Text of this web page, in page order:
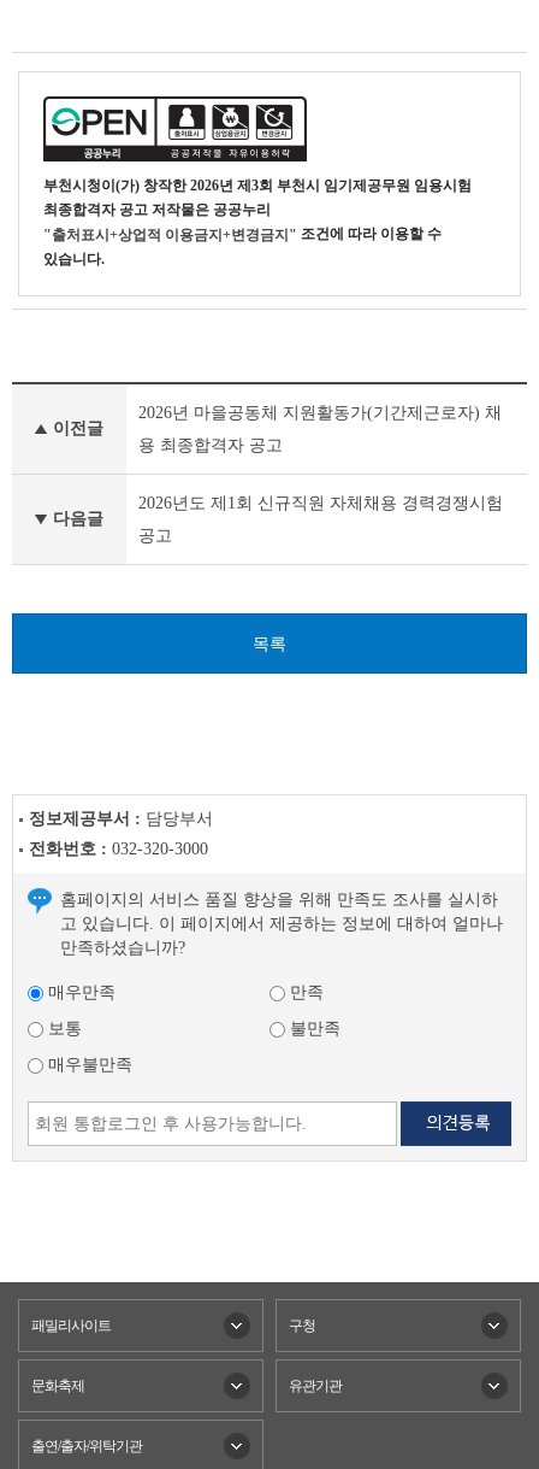
부천시청이(가) 창작한2026년 제3회 부천시 임기제공무원 임용시험
최종합격자 공고 저작물은 공공누리
"출처표시+상업적 이용금지+변경금지" 조건에 따라 이용할 수
있습니다.
(채
시
이전글
2026년 마을공동체 지원활동가(기간제근로자) 채
용 최종합격자 공고
다음글
2026년도 제1회 신규직원 자체채용 경력경쟁시험
공고
목록
정보제공부서 : 담당부서
전화번호 : 032-320-3000
홈페이지의 서비스 품질 향상을 위해 만족도 조사를 실시하
고 있습니다. 이 페이지에서 제공하는 정보에 대하여 얼마나
만족하셨습니까?
매우만족
만족
보통
불만족
매우불만족
패밀리사이트 구청
문화축제 유관기관
출연/출자/위탁기관